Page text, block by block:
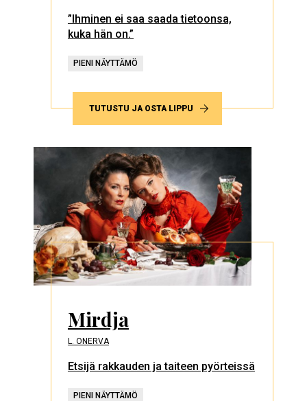
”Ihminen ei saa saada tietoonsa,
kuka hän on.”
PIENI NÄYTTÄMÖ
TUTUSTU JA OSTA LIPPU
Mirdja
L. ONERVA
Etsijä rakkauden ja taiteen pyörteissä
PIENI NÄYTTÄMÖ